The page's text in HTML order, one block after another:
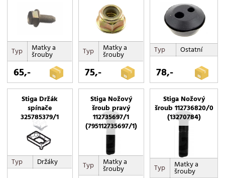
Typ Matky a
šrouby
65,-
Typ Matky a
šrouby
75,-
Typ Ostatní
78,-
Stiga Držák
spínače
325785379/1
Typ Držáky
Stiga Nožový
šroub pravý
112735697/1
(795112735697/1)
Typ Matky a
šrouby
Stiga Nožový
šroub 112736820/0
(13270784)
Typ Matky a
šrouby